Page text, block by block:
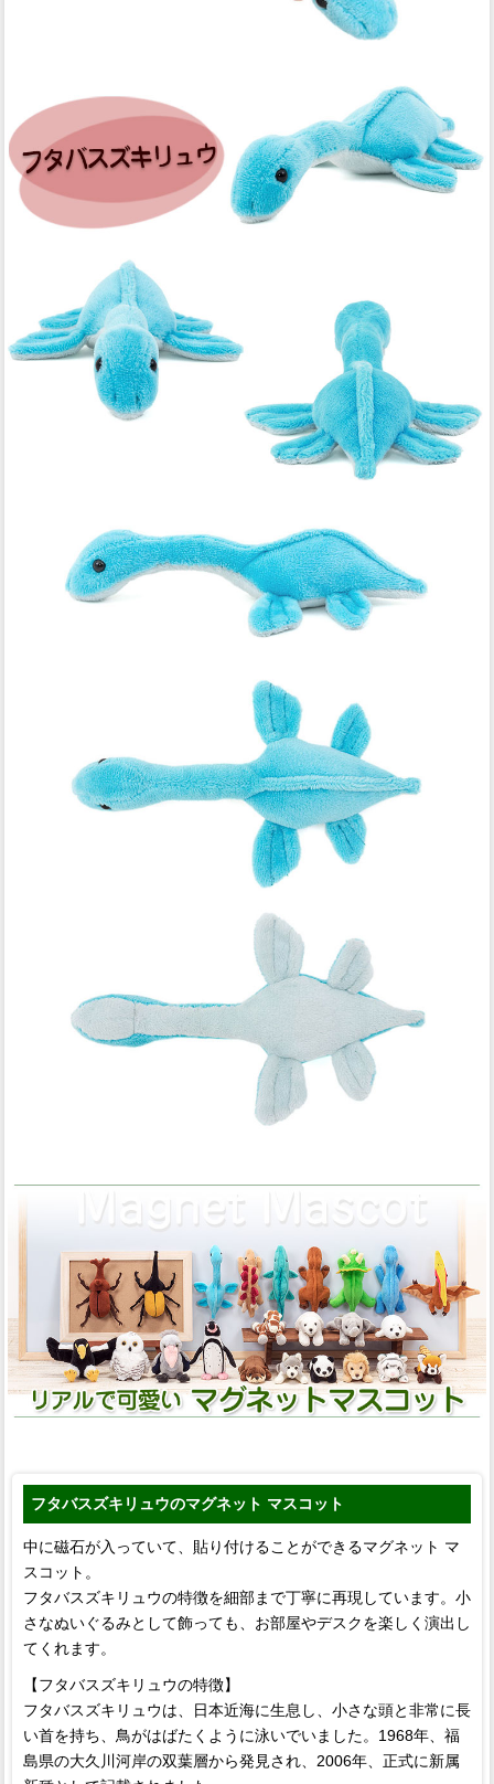
フタバスズキリュウのマグネット マスコット
中に磁石が入っていて、貼り付けることができるマグネット マ
スコット。
フタバスズキリュウの特徴を細部まで丁寧に再現しています。小
さなぬいぐるみとして飾っても、お部屋やデスクを楽しく演出し
てくれます。
【フタバスズキリュウの特徴】
フタバスズキリュウは、日本近海に生息し、小さな頭と非常に長
い首を持ち、鳥がはばたくように泳いでいました。1968年、福
島県の大久川河岸の双葉層から発見され、2006年、正式に新属